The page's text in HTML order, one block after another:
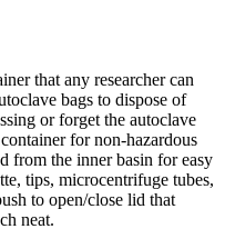
that any researcher can
bags to dispose of
or forget the autoclave
for non-hazardous
from the inner basin for easy
tips, microcentrifuge tubes,
to open/close lid that
neat.